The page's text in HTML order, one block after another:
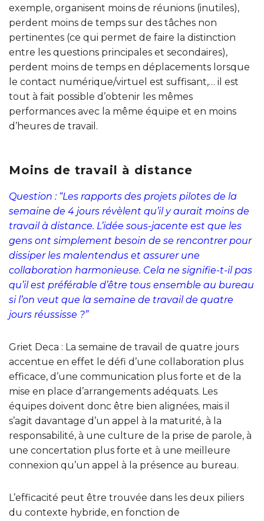
exemple, organisent moins de réunions (inutiles),
perdent moins de temps sur des tâches non
pertinentes (ce qui permet de faire la distinction
entre les questions principales et secondaires),
perdent moins de temps en déplacements lorsque
le contact numérique/virtuel est suffisant,… il est
tout à fait possible d’obtenir les mêmes
performances avec la même équipe et en moins
d’heures de travail.
Moins de travail à distance
Question : “Les rapports des projets pilotes de la
semaine de 4 jours révèlent qu’il y aurait moins de
travail à distance. L’idée sous-jacente est que les
gens ont simplement besoin de se rencontrer pour
dissiper les malentendus et assurer une
collaboration harmonieuse. Cela ne signifie-t-il pas
qu’il est préférable d’être tous ensemble au bureau
si l’on veut que la semaine de travail de quatre
jours réussisse ?”
Griet Deca : La semaine de travail de quatre jours
accentue en effet le défi d’une collaboration plus
efficace, d’une communication plus forte et de la
mise en place d’arrangements adéquats. Les
équipes doivent donc être bien alignées, mais il
s’agit davantage d’un appel à la maturité, à la
responsabilité, à une culture de la prise de parole, à
une concertation plus forte et à une meilleure
connexion qu’un appel à la présence au bureau.
L’efficacité peut être trouvée dans les deux piliers
du contexte hybride, en fonction de